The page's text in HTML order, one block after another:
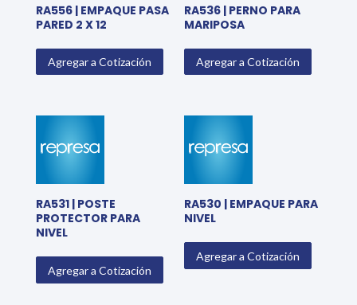
RA556 | EMPAQUE PASA
PARED 2 X 12
Agregar a Cotización
RA536 | PERNO PARA
MARIPOSA
Agregar a Cotización
RA531 | POSTE
PROTECTOR PARA
NIVEL
Agregar a Cotización
RA530 | EMPAQUE PARA
NIVEL
Agregar a Cotización